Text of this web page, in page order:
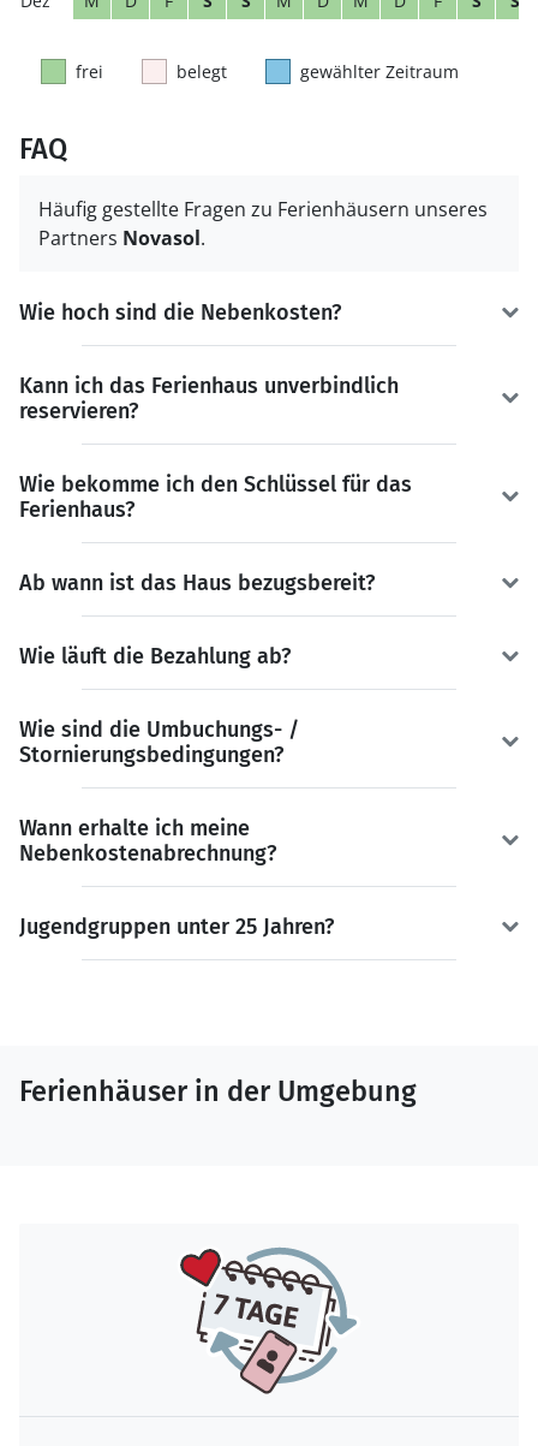
frei belegt gewählter Zeitraum
FAQ
Häufig gestellte Fragen zu Ferienhäusern unseres
Partners Novasol.
Wie hoch sind die Nebenkosten?
Kann ich das Ferienhaus unverbindlich
reservieren?
Wie bekomme ich den Schlüssel für das
Ferienhaus?
Ab wann ist das Haus bezugsbereit?
Wie läuft die Bezahlung ab?
Wie sind die Umbuchungs- /
Stornierungsbedingungen?
Wann erhalte ich meine
Nebenkostenabrechnung?
Jugendgruppen unter 25 Jahren?
Ferienhäuser in der Umgebung